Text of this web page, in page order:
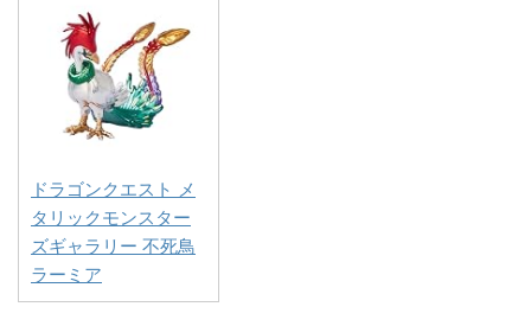
ドラゴンクエスト メ
タリックモンスター
ズギャラリー 不死鳥
ラーミア